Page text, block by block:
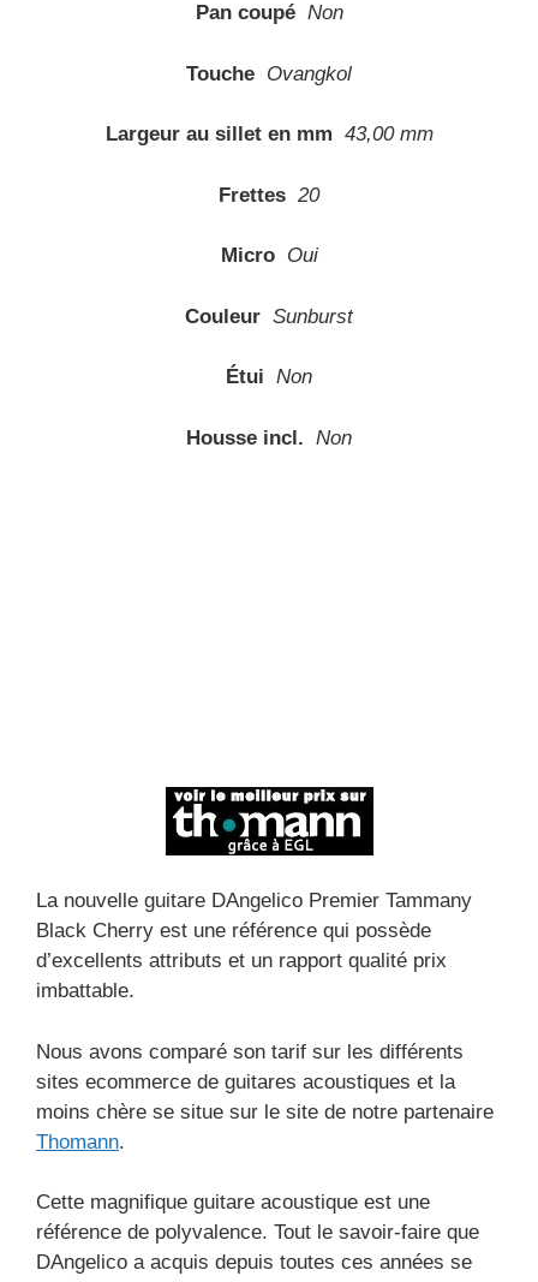
Pan coupé Non
Touche Ovangkol
Largeur au sillet en mm 43,00 mm
Frettes 20
Micro Oui
Couleur Sunburst
Étui Non
Housse incl. Non
La nouvelle guitare DAngelico Premier Tammany
Black Cherry est une référence qui possède
d’excellents attributs et un rapport qualité prix
imbattable.
Nous avons comparé son tarif sur les différents
sites ecommerce de guitares acoustiques et la
moins chère se situe sur le site de notre partenaire
Thomann.
Cette magnifique guitare acoustique est une
référence de polyvalence. Tout le savoir-faire que
DAngelico a acquis depuis toutes ces années se